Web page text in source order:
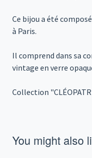
Ce bijou a été
à Paris.
Il comprend dans sa
vintage en verre
Collection
You might also